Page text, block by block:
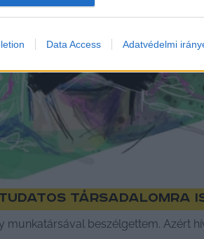
Data Access Adatvédelmi
társadalomra is
beszélgettem. Azért